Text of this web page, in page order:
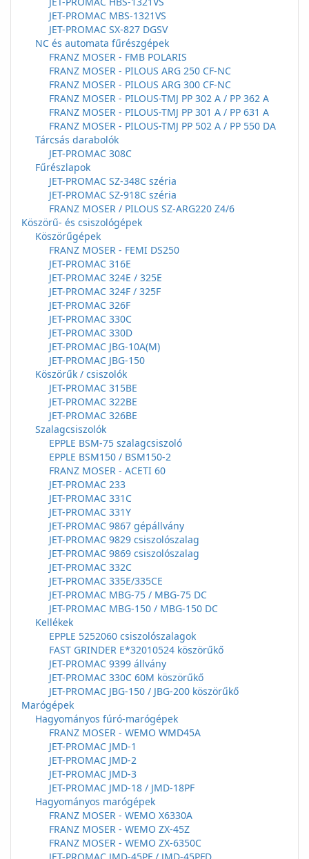
JET-PROMAC MBS-1321VS
JET-PROMAC SX-827 DGSV
NC és automata fűrészgépek
FRANZ MOSER - FMB POLARIS
FRANZ MOSER - PILOUS ARG 250 CF-NC
FRANZ MOSER - PILOUS ARG 300 CF-NC
FRANZ MOSER - PILOUS-TMJ PP 302 A / PP 362 A
FRANZ MOSER - PILOUS-TMJ PP 301 A / PP 631 A
FRANZ MOSER - PILOUS-TMJ PP 502 A / PP 550 DA
Tárcsás darabolók
JET-PROMAC 308C
Fűrészlapok
JET-PROMAC SZ-348C széria
JET-PROMAC SZ-918C széria
FRANZ MOSER / PILOUS SZ-ARG220 Z4/6
Köszörű- és csiszológépek
Köszörűgépek
FRANZ MOSER - FEMI DS250
JET-PROMAC 316E
JET-PROMAC 324E / 325E
JET-PROMAC 324F / 325F
JET-PROMAC 326F
JET-PROMAC 330C
JET-PROMAC 330D
JET-PROMAC JBG-10A(M)
JET-PROMAC JBG-150
Köszörűk / csiszolók
JET-PROMAC 315BE
JET-PROMAC 322BE
JET-PROMAC 326BE
Szalagcsiszolók
EPPLE BSM-75 szalagcsiszoló
EPPLE BSM150 / BSM150-2
FRANZ MOSER - ACETI 60
JET-PROMAC 233
JET-PROMAC 331C
JET-PROMAC 331Y
JET-PROMAC 9867 gépállvány
JET-PROMAC 9829 csiszolószalag
JET-PROMAC 9869 csiszolószalag
JET-PROMAC 332C
JET-PROMAC 335E/335CE
JET-PROMAC MBG-75 / MBG-75 DC
JET-PROMAC MBG-150 / MBG-150 DC
Kellékek
EPPLE 5252060 csiszolószalagok
FAST GRINDER E*32010524 köszörűkő
JET-PROMAC 9399 állvány
JET-PROMAC 330C 60M köszörűkő
JET-PROMAC JBG-150 / JBG-200 köszörűkő
Marógépek
Hagyományos fúró-marógépek
FRANZ MOSER - WEMO WMD45A
JET-PROMAC JMD-1
JET-PROMAC JMD-2
JET-PROMAC JMD-3
JET-PROMAC JMD-18 / JMD-18PF
Hagyományos marógépek
FRANZ MOSER - WEMO X6330A
FRANZ MOSER - WEMO ZX-45Z
FRANZ MOSER - WEMO ZX-6350C